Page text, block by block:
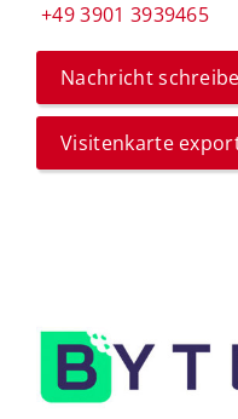
+49 3901 3939465
Nachricht
Visitenkarte